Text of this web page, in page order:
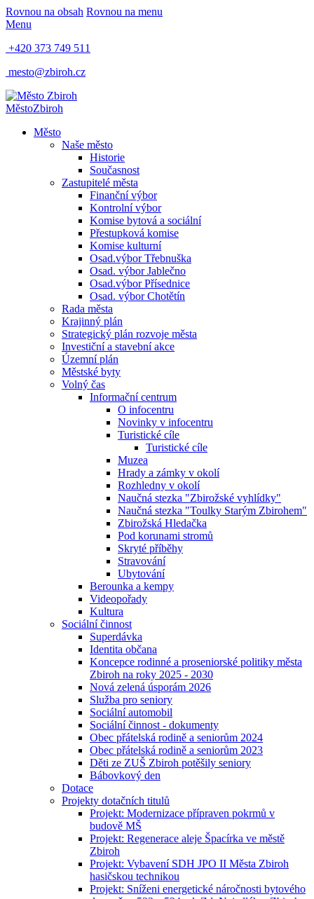
Rovnou na obsah Rovnou na menu
Menu
+420 373 749 511
mesto@zbiroh.cz
MěstoZbiroh
Město
Naše město
Historie
Současnost
Zastupitelé města
Finanční výbor
Kontrolní výbor
Komise bytová a sociální
Přestupková komise
Komise kulturní
Osad.výbor Třebnuška
Osad. výbor Jablečno
Osad.výbor Přísednice
Osad. výbor Chotětín
Rada města
Krajinný plán
Strategický plán rozvoje města
Investiční a stavební akce
Územní plán
Městské byty
Volný čas
Informační centrum
O infocentru
Novinky v infocentru
Turistické cíle
Turistické cíle
Muzea
Hrady a zámky v okolí
Rozhledny v okolí
Naučná stezka "Zbirožské vyhlídky"
Naučná stezka "Toulky Starým Zbirohem"
Zbirožská Hledačka
Pod korunami stromů
Skryté příběhy
Stravování
Ubytování
Berounka a kempy
Videopořady
Kultura
Sociální činnost
Superdávka
Identita občana
Koncepce rodinné a proseniorské politiky města
Zbiroh na roky 2025 - 2030
Nová zelená úsporám 2026
Služba pro seniory
Sociální automobil
Sociální činnost - dokumenty
Obec přátelská rodině a seniorům 2024
Obec přátelská rodině a seniorům 2023
Děti ze ZUŠ Zbiroh potěšily seniory
Bábovkový den
Dotace
Projekty dotačních titulů
Projekt: Modernizace přípraven pokrmů v
budově MŠ
Projekt: Regenerace aleje Špacírka ve městě
Zbiroh
Projekt: Vybavení SDH JPO II Města Zbiroh
hasičskou technikou
Projekt: Sníženi energetické náročnosti bytového